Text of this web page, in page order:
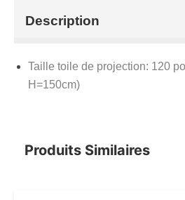
Description
Taille toile de projection: 120
H=150cm)
Produits Similaires